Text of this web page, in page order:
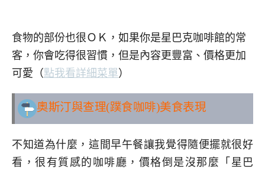
食物的部份也很ＯＫ，如果你是星巴克咖啡館的常
客，你會吃得很習慣，但是內容更豐富、價格更加
可愛（點我看詳細菜單）
奧斯汀與查理(蹼食咖啡)美食表現
不知道為什麼，這間早午餐讓我覺得隨便擺就很好
看，很有質感的咖啡廳，價格倒是沒那麼「星巴